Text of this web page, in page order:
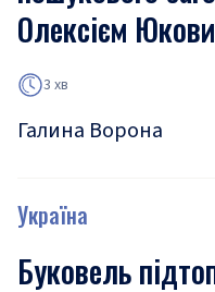
Олексієм
3 хв
Галина Ворона
Україна
Буковель